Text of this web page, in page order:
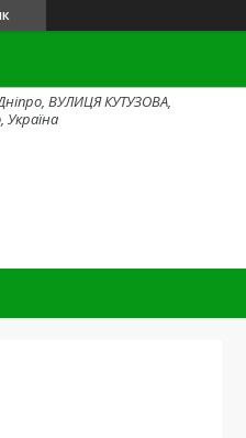
ВУЛИЦЯ КУТУЗОВА,
Україна